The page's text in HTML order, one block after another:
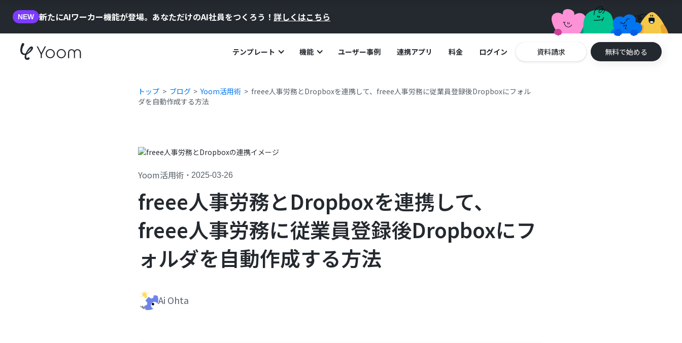
NEW 新たにAIワーカー機能が登場。あなただけのAI社員をつくろう！ 詳しくはこちら
テンプレート 機能 ユーザー事例 連携アプリ 料金 ログイン 資料請求 無料で始める
トップ ブログ Yoom活用術
freee人事労務とDropboxを連携して、freee人事労務に従業員登録後Dropboxにフォル
ダを自動作成する方法
Yoom活用術 ・ 2025-03-26
freee人事労務とDropboxを連携して、
freee人事労務に従業員登録後Dropboxにフ
ォルダを自動作成する方法
Ai Ohta